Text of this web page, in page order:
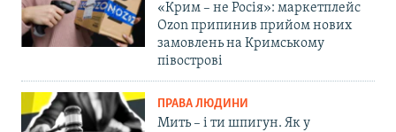
«Крим – не Росія»: маркетплейс
Ozon припинив прийом нових
замовлень на Кримському
півострові
ПРАВА ЛЮДИНИ
Мить – і ти шпигун. Як у